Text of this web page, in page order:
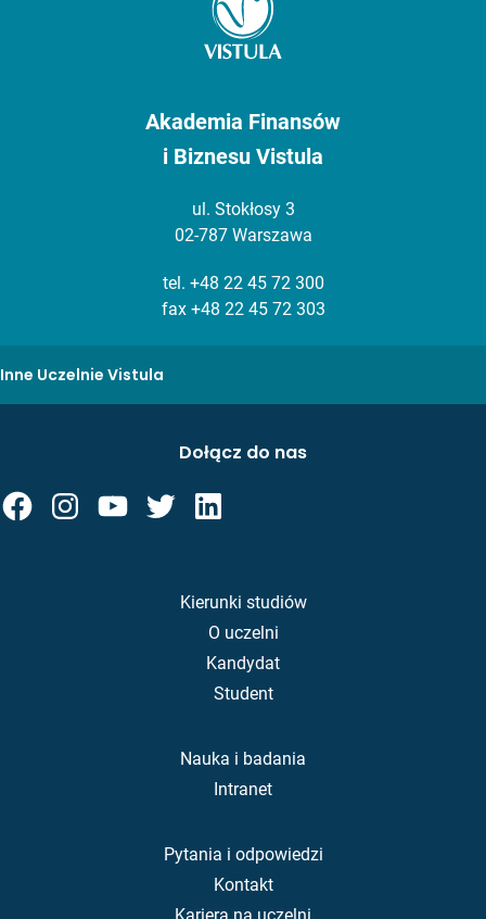
Akademia Finansów
i Biznesu Vistula
ul. Stokłosy 3
02-787 Warszawa
tel. +48 22 45 72 300
fax +48 22 45 72 303
Inne Uczelnie Vistula
Kierunki studiów
O uczelni
Kandydat
Student
Nauka i badania
Intranet
Pytania i odpowiedzi
Kontakt
Dołącz do nas